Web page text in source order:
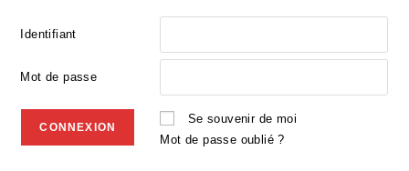
Identifiant
Mot de passe
Se souvenir de moi
Mot de passe oublié ?